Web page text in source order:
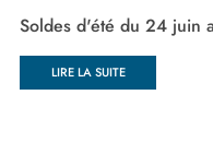
Soldes d'été du 24 juin
LIRE LA SUITE